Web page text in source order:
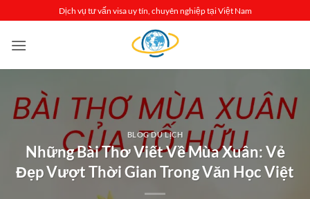
qua
nội
Dịch vụ tư vấn visa uy tín, chuyên nghiệp tại Việt Nam
BLOG DU LỊCH
Những Bài Thơ Viết Về Mùa Xuân: Vẻ
Đẹp Vượt Thời Gian Trong Văn Học Việt